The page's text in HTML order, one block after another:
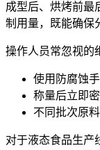
成型后、烘烤前最
制用量，既能确保
操作人员常忽视的
使用 防腐蚀
称量后立即
不同批次原
对于液态食品生产